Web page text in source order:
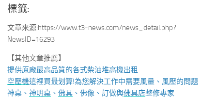
標籤:
文章來源:https://www.t3-news.com/news_detail.php?
NewsID=16293
【其他文章推薦】
提供原廠最高品質的各式柴油堆高機出租
空壓機這裡買最划算!為您解決工作中需要風量、風壓的問題
神桌、 神明桌 、 佛具 、佛像、訂做與佛具店整修專家